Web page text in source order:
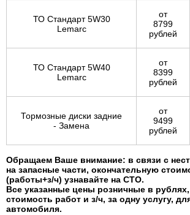
ТО Стандарт 5W30
Lemarc
от
8799
рублей
ТО Стандарт 5W40
Lemarc
от
8399
рублей
Тормозные диски задние
- Замена
от
9499
рублей
Обращаем Ваше внимание: в связи с
на запасные части, окончательную
(работы+з/ч) узнавайте на СТО.
Все указанные цены розничные в
стоимость работ и з/ч, за одну услугу,
автомобиля.